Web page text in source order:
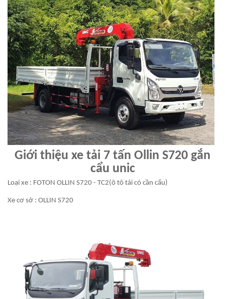
Giới thiệu xe tải 7 tấn Ollin S720 gắn
cẩu unic
Loại xe : FOTON OLLIN S720 - TC2(ô tô tải có cần cẩu)
Xe cơ sở : OLLIN S720